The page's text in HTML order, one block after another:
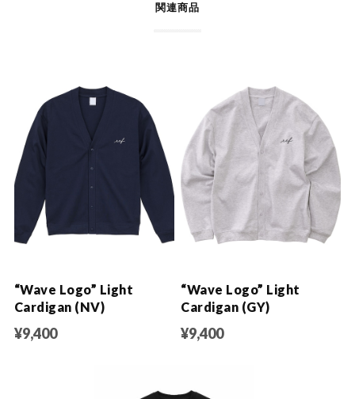
関連商品
“Wave Logo” Light
Cardigan (NV)
¥9,400
“Wave Logo” Light
Cardigan (GY)
¥9,400